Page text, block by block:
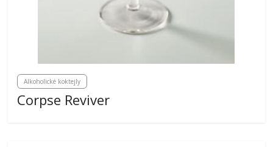
Alkoholické koktejly
Corpse Reviver